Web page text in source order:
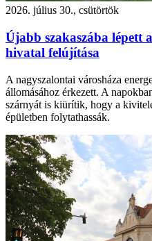
2026. július 30., csütörtök
Újabb szakaszába lépett
hivatal felújítása
A nagyszalontai városháza
állomásához érkezett. A
szárnyát is kiürítik, hogy a
épületben folytathassák.